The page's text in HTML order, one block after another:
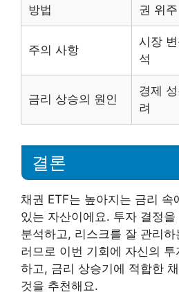
방법
권 위주
주의 사항
시장
석
금리 상승의 원인
경제
려
결론
채권 ETF는 높아지는 금리 속
있는 자산이에요. 투자 결정
분석하고, 리스크를 잘 관리
러므로 이번 기회에 자신의
하고, 금리 상승기에 적합한
것을 추천해요.